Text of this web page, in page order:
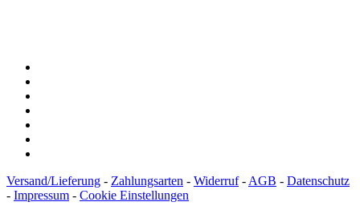
Versand/Lieferung - Zahlungsarten - Widerruf- AGB - Datenschutz
- Impressum - Cookie Einstellungen